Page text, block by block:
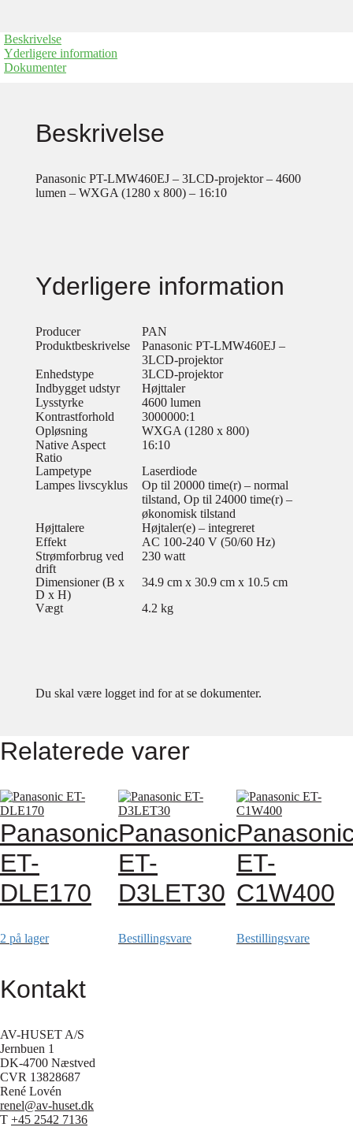
Beskrivelse
Yderligere information
Dokumenter
Beskrivelse
Panasonic PT-LMW460EJ – 3LCD-projektor – 4600
lumen – WXGA (1280 x 800) – 16:10
Yderligere information
Producer
PAN
Produktbeskrivelse
Panasonic PT-LMW460EJ –
3LCD-projektor
Enhedstype
3LCD-projektor
Indbygget udstyr
Højttaler
Lysstyrke
4600 lumen
Kontrastforhold
3000000:1
Opløsning
WXGA (1280 x 800)
Native Aspect
Ratio
16:10
Lampetype
Laserdiode
Lampes livscyklus
Op til 20000 time(r) – normal
tilstand, Op til 24000 time(r) –
økonomisk tilstand
Højttalere
Højtaler(e) – integreret
Effekt
AC 100-240 V (50/60 Hz)
Strømforbrug ved
drift
230 watt
Dimensioner (B x
D x H)
34.9 cm x 30.9 cm x 10.5 cm
Vægt
4.2 kg
Du skal være logget ind for at se dokumenter.
Relaterede varer
Panasonic
ET-
DLE170
2 på lager
Panasonic
ET-
D3LET30
Bestillingsvare
ET-
C1W400
Bestillingsvare
Kontakt
AV-HUSET A/S
Jernbuen 1
DK-4700 Næstved
CVR 13828687
René Lovén
renel@av-huset.dk
T +45 2542 7136